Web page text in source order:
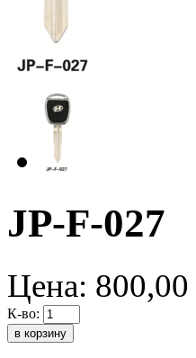
JP-F-027
Цена: 800,00
К-во: